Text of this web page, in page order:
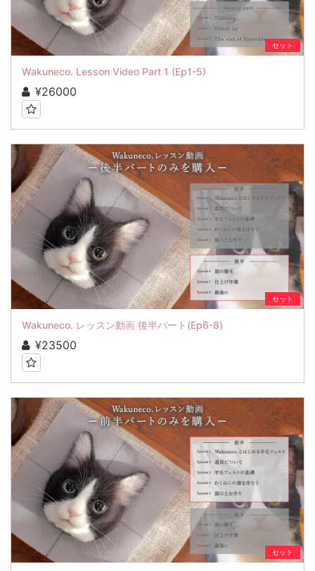
セット
Wakuneco. Lesson Video Part 1 (Ep1-5)
¥26000
セット
Wakuneco. レッスン動画 後半パート(Ep6-8)
¥23500
セット